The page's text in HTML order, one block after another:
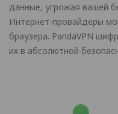
данные, угрожая вашей
Интернет-провайдеры
браузера. PandaVPN
их в абсолютной